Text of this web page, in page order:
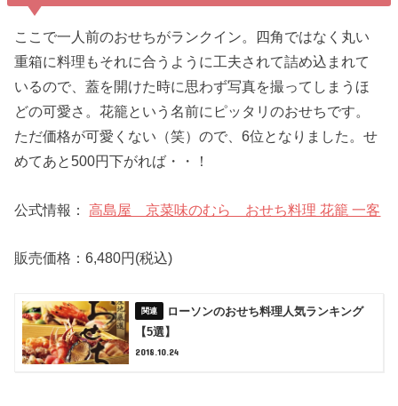
ここで一人前のおせちがランクイン。四角ではなく丸い
重箱に料理もそれに合うように工夫されて詰め込まれて
いるので、蓋を開けた時に思わず写真を撮ってしまうほ
どの可愛さ。花籠という名前にピッタリのおせちです。
ただ価格が可愛くない（笑）ので、6位となりました。せ
めてあと500円下がれば・・！
公式情報：高島屋 京菜味のむら おせち料理 花籠 一客
販売価格：6,480円(税込)
ローソンのおせち料理人気ランキング
【5選】
2018.10.24